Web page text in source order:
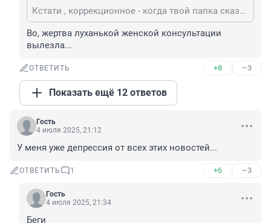
Кстати , коррекционное - когда твой папка сказал трактористу - да , ты ощутил что ты скоро станешь гуманоидом?
Во, жертва луханькой женской консультации
вылезла...
ОТВЕТИТЬ +8 –3
Показать ещё 12 ответов
Гость
4 июля 2025, 21:12
У меня уже депрессия от всех этих новостей...
ОТВЕТИТЬ 1 +6 –3
Гость
4 июля 2025, 21:34
Беги